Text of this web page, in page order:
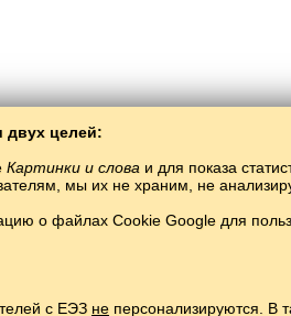
двух целей:
Картинки и слова и для показа
мы их не храним, не
о файлах Cookie Google для
с ЕЭЗ не персонализируются. В